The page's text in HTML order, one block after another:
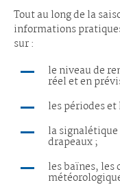
Tout au long de la
informations
sur :
le niveau de
réel et en
les périodes
la
drapeaux ;
les baïnes, les